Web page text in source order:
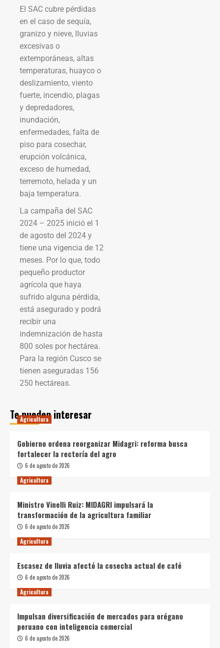
El SAC cubre pérdidas
en el caso de sequía,
granizo y nieve, lluvias
excesivas o
extemporáneas, altas
temperaturas, huayco o
deslizamiento, viento
fuerte, incendio, plagas
y depredadores,
inundación,
enfermedades, falta de
piso para cosechar,
erupción volcánica,
exceso de humedad,
terremoto, helada y un
baja temperatura.
La campaña del SAC
2024 – 2025 inició el 1
de agosto del 2024 y
tiene una vigencia de 12
meses. Por lo que, todo
pequeño productor
agrícola que haya
sufrido alguna pérdida,
está asegurado y podrá
recibir una
indemnización de hasta
800 soles por hectárea.
Para la región Cusco se
tienen aseguradas 156
250 hectáreas.
Te pueden interesar
Agricultura
Gobierno ordena reorganizar Midagri: reforma busca
fortalecer la rectoría del agro
6 de agosto de 2026
Agricultura
Ministro Vinelli Ruiz: MIDAGRI impulsará la
transformación de la agricultura familiar
6 de agosto de 2026
Agricultura
Escasez de lluvia afectó la cosecha actual de café
6 de agosto de 2026
Agricultura
Impulsan diversificación de mercados para orégano
peruano con inteligencia comercial
6 de agosto de 2026